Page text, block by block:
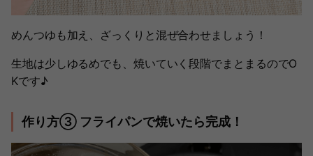
めんつゆも加え、ざっくりと混ぜ合わせましょう！
生地は少しゆるめでも、焼いていく段階でまとまるのでO
Kです♪
作り方③ フライパンで焼いたら完成！